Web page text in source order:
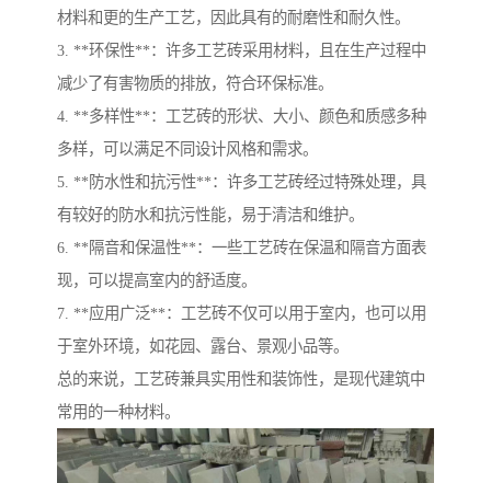
材料和更的生产工艺，因此具有的耐磨性和耐久性。
3. **环保性**：许多工艺砖采用材料，且在生产过程中
减少了有害物质的排放，符合环保标准。
4. **多样性**：工艺砖的形状、大小、颜色和质感多种
多样，可以满足不同设计风格和需求。
5. **防水性和抗污性**：许多工艺砖经过特殊处理，具
有较好的防水和抗污性能，易于清洁和维护。
6. **隔音和保温性**：一些工艺砖在保温和隔音方面表
现，可以提高室内的舒适度。
7. **应用广泛**：工艺砖不仅可以用于室内，也可以用
于室外环境，如花园、露台、景观小品等。
总的来说，工艺砖兼具实用性和装饰性，是现代建筑中
常用的一种材料。